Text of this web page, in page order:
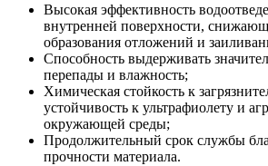
Высокая эффективность
внутренней поверхности,
образования отложений и
Способность выдерживать
перепады и влажность;
Химическая стойкость к
устойчивость к ультрафиолету и
окружающей среды;
Продолжительный срок службы
прочности материала.